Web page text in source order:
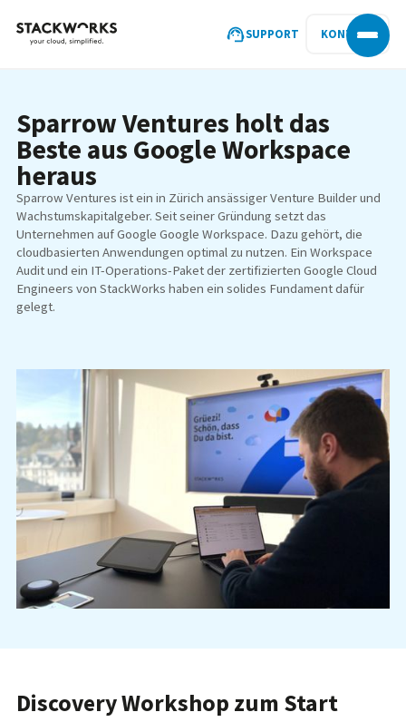
SUPPORT KONTAKT
Sparrow Ventures holt das
Beste aus Google Workspace
heraus
Sparrow Ventures ist ein in Zürich ansässiger Venture Builder und
Wachstumskapitalgeber. Seit seiner Gründung setzt das
Unternehmen auf Google Google Workspace. Dazu gehört, die
cloudbasierten Anwendungen optimal zu nutzen. Ein Workspace
Audit und ein IT-Operations-Paket der zertifizierten Google Cloud
Engineers von StackWorks haben ein solides Fundament dafür
gelegt.
Discovery Workshop zum Start